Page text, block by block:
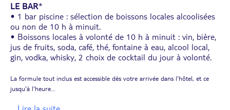
LE BAR*
• 1 bar piscine : sélection de boissons locales alcoolisées
ou non de 10 h à minuit.
• Boissons locales à volonté de 10 h à minuit : vin, bière,
jus de fruits, soda, café, thé, fontaine à eau, alcool local,
gin, vodka, whisky, 2 choix de cocktail du jour à volonté.
La formule tout inclus est accessible dès votre arrivée dans l'hôtel, et ce
jusqu'à l'heure